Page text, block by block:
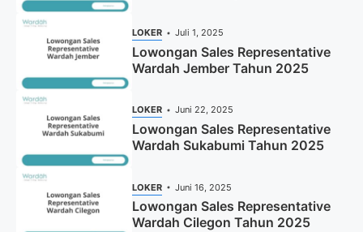
LOKER Juli 1, 2025
Lowongan Sales Representative
Wardah Jember Tahun 2025
LOKER Juni 22, 2025
Lowongan Sales Representative
Wardah Sukabumi Tahun 2025
LOKER Juni 16, 2025
Lowongan Sales Representative
Wardah Cilegon Tahun 2025